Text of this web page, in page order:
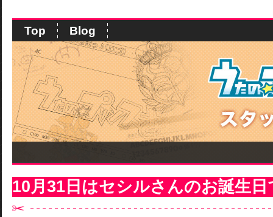
Top Blog
10月31日はセシルさんのお誕生日